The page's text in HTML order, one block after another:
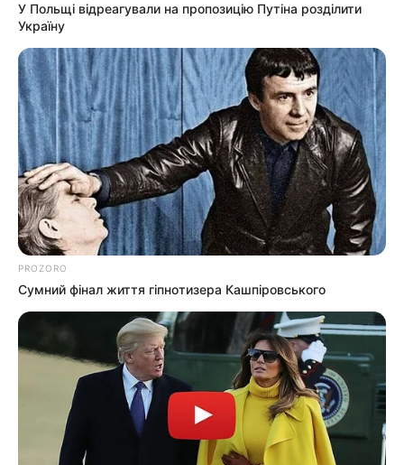
У Польщі відреагували на пропозицію Путіна розділити
Україну
PROZORO
Сумний фінал життя гіпнотизера Кашпіровського